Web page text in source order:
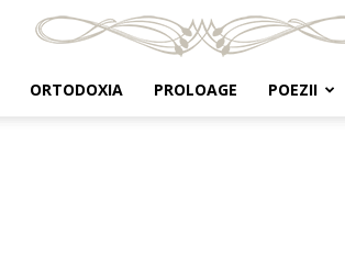
ORTODOXIA PROLOAGE POEZII